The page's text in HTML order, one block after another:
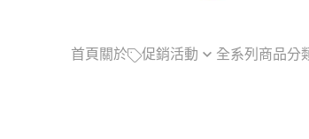
首頁 關於 促銷活動 全系列商品分